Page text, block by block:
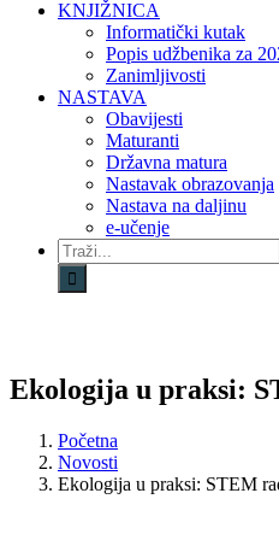
KNJIŽNICA
Informatički kutak
Popis udžbenika za
Zanimljivosti
NASTAVA
Obavijesti
Maturanti
Državna matura
Nastavak obrazovanja
Nastava na daljinu
e-učenje
Traži...
Ekologija u praksi:
Početna
Novosti
Ekologija u praksi: STEM